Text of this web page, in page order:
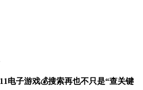
电子游戏💰搜索再也不只是“查关键